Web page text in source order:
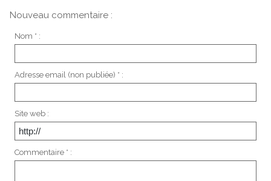
Nouveau commentaire :
Nom * :
Adresse email (non publiée) * :
Site web :
Commentaire * :